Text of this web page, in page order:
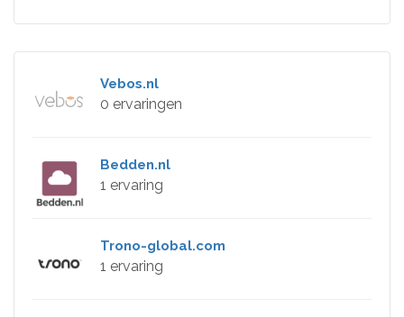
Vebos.nl
0 ervaringen
Bedden.nl
1 ervaring
Trono-global.com
1 ervaring